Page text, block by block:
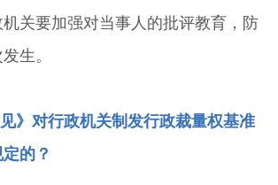
关要加强对当事人的批评教育，防
生。
》对行政机关制发行政裁量权基准
的？